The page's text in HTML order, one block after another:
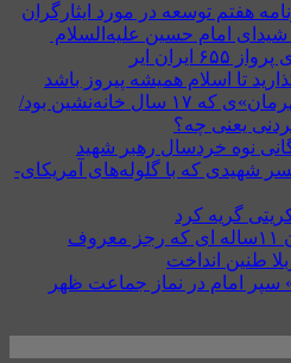
تا اسلام هميشه پيروز باشد
یک زندگی متفاوت با «قهرمان»ی که ۱۷ سال خانه‌نشین بود/
یعنی چه؟
نوه خردسال رهبر شهید
شهیدی که با گلوله‌های آمریکای-
گریه کرد
«عمرو بن جناده» نوجوان ۱۱ساله ای که رجز معروف
طنین انداخت
سپر امام در نماز جماعت ظهر